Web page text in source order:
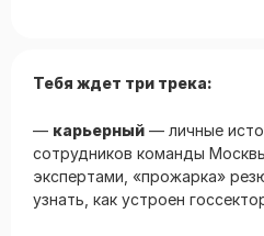
Тебя ждет три трека:
— карьерный — личные
сотрудников команды
экспертами, «прожарка»
узнать, как устроен